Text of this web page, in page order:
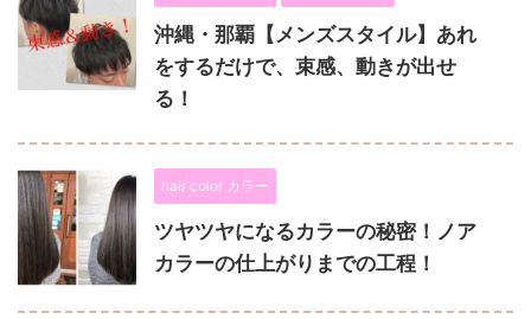
沖縄・那覇【メンズスタイル】あれ
をするだけで、束感、動きが出せ
る！
hair color カラー
ツヤツヤになるカラーの秘密！ノア
カラーの仕上がりまでの工程！